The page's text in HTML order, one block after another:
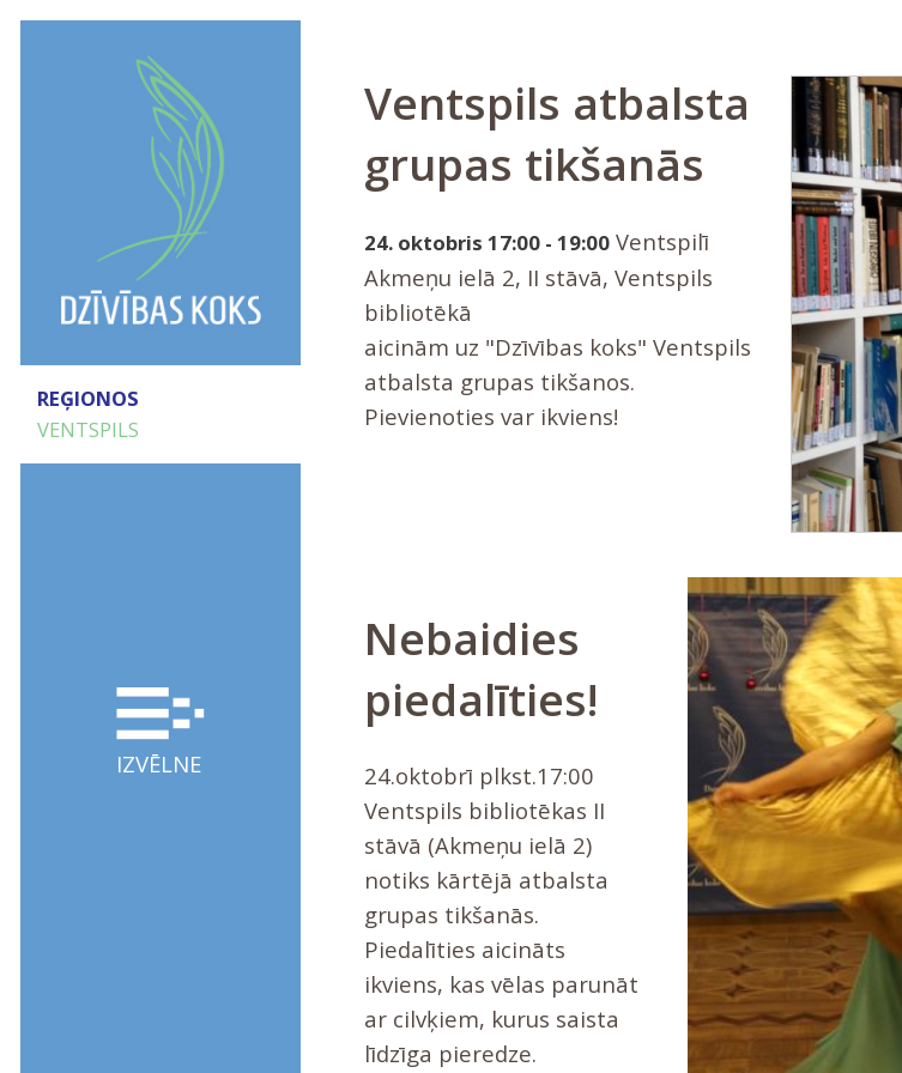
REĢIONOS
VENTSPILS
IZVĒLNE
Ventspils atbalsta
grupas tikšanās
24. oktobris 17:00 - 19:00Ventspilī
Akmeņu ielā 2, II stāvā, Ventspils
bibliotēkā
aicinām uz "Dzīvības koks" Ventspils
atbalsta grupas tikšanos.
Pievienoties var ikviens!
Nebaidies
piedalīties!
24.oktobrī plkst.17:00
Ventspils bibliotēkas II
stāvā (Akmeņu ielā 2)
notiks kārtējā atbalsta
grupas tikšanās.
Piedalīties aicināts
ikviens, kas vēlas parunāt
ar cilvķiem, kurus saista
līdzīga pieredze.